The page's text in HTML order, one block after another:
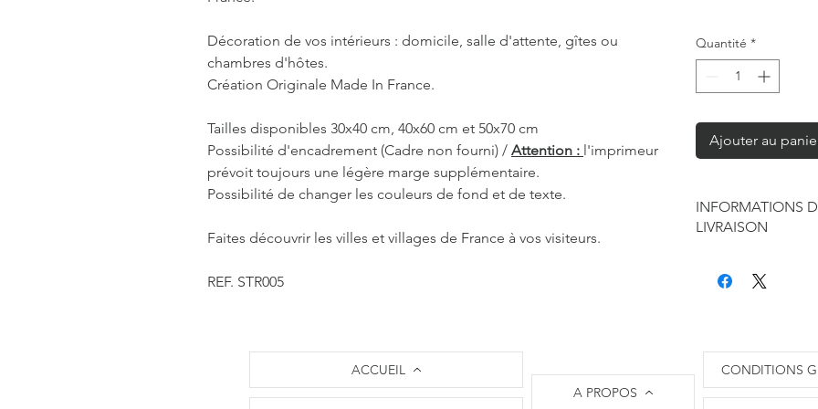
Décoration de vos intérieurs : domicile, salle d'attente, gîtes ou
chambres d'hôtes.
Création Originale Made In France.
Tailles disponibles 30x40 cm, 40x60 cm et 50x70 cm
Possibilité d'encadrement (Cadre non fourni) / Attention : l'imprimeur
prévoit toujours une légère marge supplémentaire.
Possibilité de changer les couleurs de fond et de texte.
Faites découvrir les villes et villages de France à vos visiteurs.
REF. STR005
Quantité *
Ajouter au
INFORMATIONS
LIVRAISON
seule à sa
des affiches et
Les délais
généralement de 2
ACCUEIL
A PROPOS
CONDITIONS